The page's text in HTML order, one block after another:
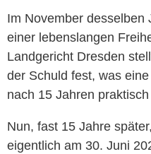
Im November desselben
einer lebenslangen
Landgericht Dresden
der Schuld fest, was
nach 15 Jahren
Nun, fast 15 Jahre
eigentlich am 30. Juni